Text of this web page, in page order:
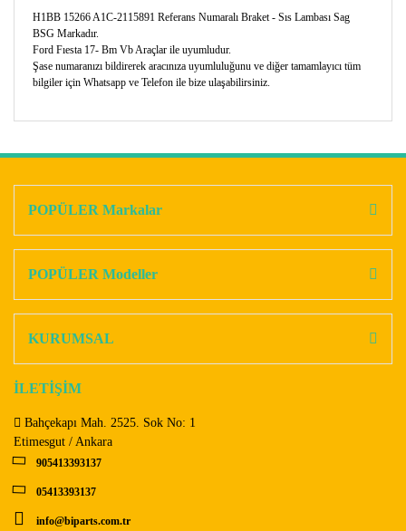
H1BB 15266 A1C-2115891 Referans Numaralı Braket - Sıs Lambası Sag
BSG Markadır.
Ford Fıesta 17- Bm Vb Araçlar ile uyumludur.
Şase numaranızı bildirerek aracınıza uyumluluğunu ve diğer tamamlayıcı tüm
bilgiler için Whatsapp ve Telefon ile bize ulaşabilirsiniz.
Ürün açıklamasında eksik bilgiler bulunuyor.
Bu ürüne benzer farklı alternatifler olmalı.
POPÜLER Markalar
POPÜLER Modeller
KURUMSAL
İLETİŞİM
Bahçekapı Mah. 2525. Sok No: 1
Etimesgut / Ankara
905413393137
05413393137
info@biparts.com.tr